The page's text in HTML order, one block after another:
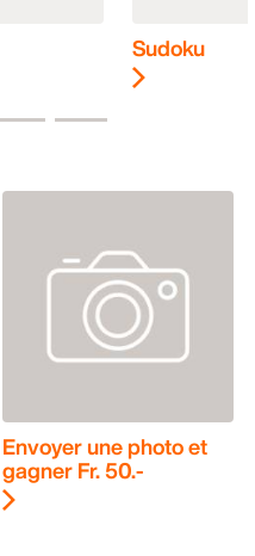
Sudoku
Envoyer une photo et
gagner Fr. 50.-